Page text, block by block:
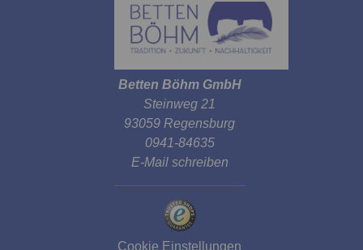
Betten Böhm GmbH
Steinweg 21
93059 Regensburg
0941-84635
E-Mail schreiben
Cookie Einstellungen